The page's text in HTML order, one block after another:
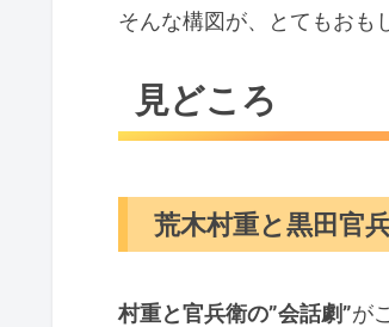
そんな構図が、とてもおも
見どころ
荒木村重と黒田官
村重と官兵衛の”会話劇”が